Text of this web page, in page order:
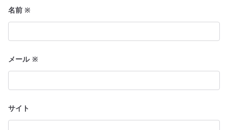
名前※
メール ※
サイト